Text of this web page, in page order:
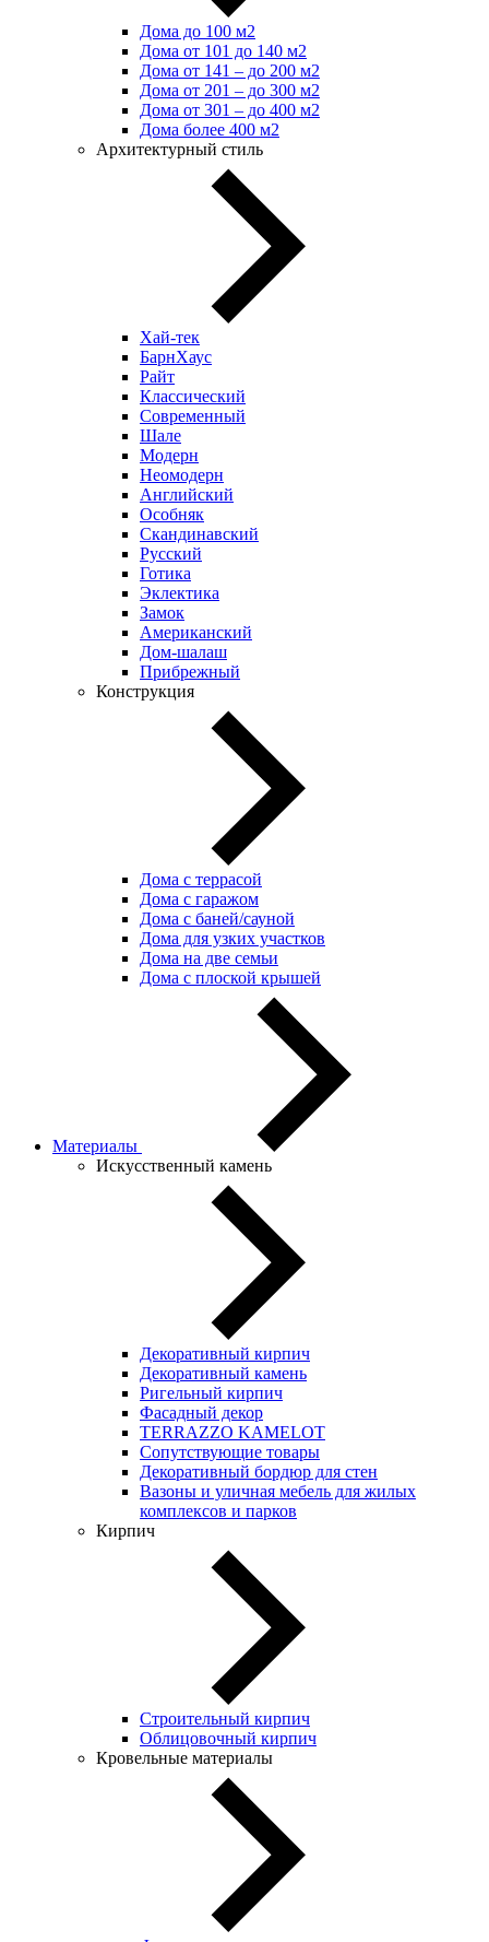
Дома до 100 м2
Дома от 101 до 140 м2
Дома от 141 – до 200 м2
Дома от 201 – до 300 м2
Дома от 301 – до 400 м2
Дома более 400 м2
Архитектурный стиль
Хай-тек
БарнХаус
Райт
Классический
Современный
Шале
Модерн
Неомодерн
Английский
Особняк
Скандинавский
Русский
Готика
Эклектика
Замок
Американский
Дом-шалаш
Прибрежный
Конструкция
Дома с террасой
Дома с гаражом
Дома с баней/сауной
Дома для узких участков
Дома на две семьи
Дома с плоской крышей
Материалы
Искусственный камень
Декоративный кирпич
Декоративный камень
Ригельный кирпич
Фасадный декор
TERRAZZO KAMELOT
Сопутствующие товары
Декоративный бордюр для стен
Вазоны и уличная мебель для жилых
комплексов и парков
Кирпич
Строительный кирпич
Облицовочный кирпич
Кровельные материалы